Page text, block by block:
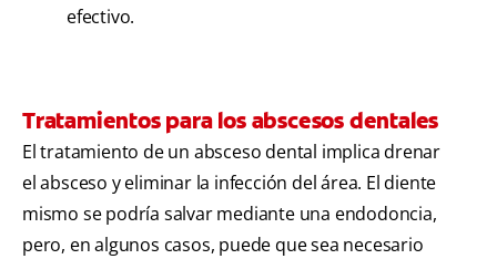
efectivo.
Tratamientos para los abscesos dentales
El tratamiento de un absceso dental implica drenar
el absceso y eliminar la infección del área. El diente
mismo se podría salvar mediante una endodoncia,
pero, en algunos casos, puede que sea necesario